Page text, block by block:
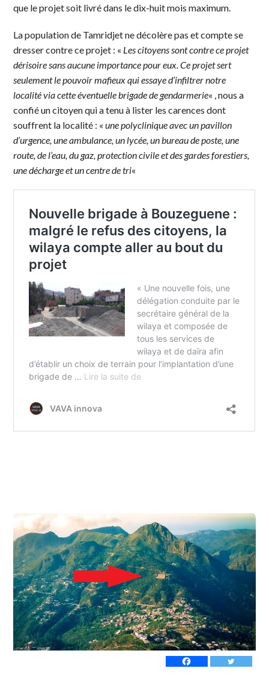
que le projet soit livré dans le dix-huit mois maximum.
La population de Tamridjet ne décolère pas et compte se
dresser contre ce projet : « Les citoyens sont contre ce projet
dérisoire sans aucune importance pour eux. Ce projet sert
seulement le pouvoir mafieux qui essaye d’infiltrer notre
localité via cette éventuelle brigade de gendarmerie« , nous a
confié un citoyen qui a tenu à lister les carences dont
souffrent la localité : «une polyclinique avec un pavillon
d’urgence, une ambulance, un lycée, un bureau de poste, une
route, de l’eau, du gaz, protection civile et des gardes forestiers,
une décharge et un centre de tri«